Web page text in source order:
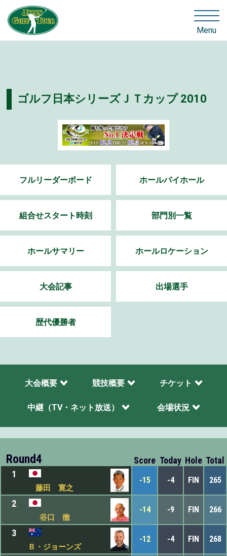
Menu
ゴルフ日本シリーズＪＴカップ 2010
フルリーダーボード ホールバイホール
組合せスタート時刻 部門別一覧
ホールサマリー ホールロケーション
大会記事 出場選手
歴代優勝者
大会概要 競技概要 チケット
中継（TV・ネット放送） 会場状況
Round4 Score Today Hole Total
1
藤田 寛之
-15 -4 FIN 265
2
谷口 徹
-14 -9 FIN 266
3
Ｂ・ジョーンズ
-12 -4 FIN 268